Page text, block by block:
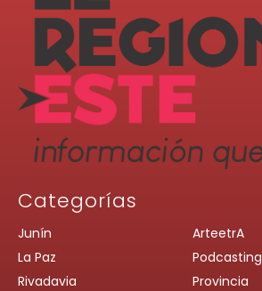
Categorías
Junín
La Paz
Rivadavia
ArteetrA
Podcasting
Provincia